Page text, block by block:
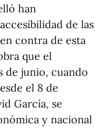
han
de las
contra de esta
que el
de junio, cuando
el 8 de
García, se
y nacional